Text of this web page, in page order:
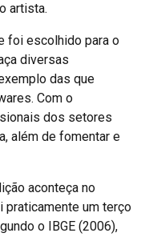
artista.
foi escolhido para o
diversas
das que
Com o
dos setores
além de fomentar e
aconteça no
um terço
o IBGE (2006),